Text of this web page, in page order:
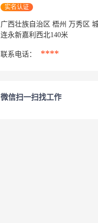
实名认证
广西壮族自治区 梧州 万秀区
连永新嘉利西北140米
联系电话： ****
微信扫一扫找工作